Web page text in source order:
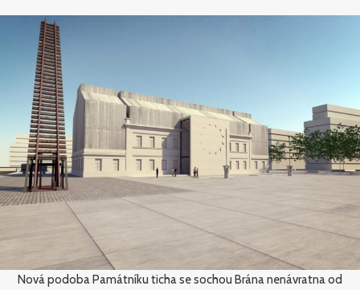
Nová podoba Památníku ticha se sochou Brána nenávratna od